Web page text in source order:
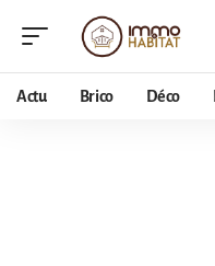
Actu Brico Déco